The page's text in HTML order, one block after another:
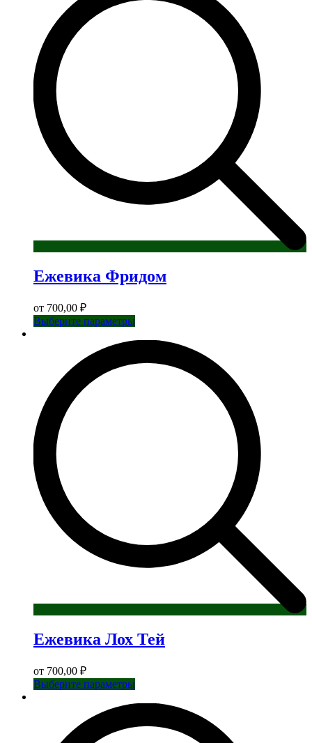
Ежевика Фридом
от 700,00 ₽
Выберите параметрыЭтот
вариаций.
Ежевика Лох Тей
от 700,00 ₽
Выберите параметрыЭтот
вариаций.